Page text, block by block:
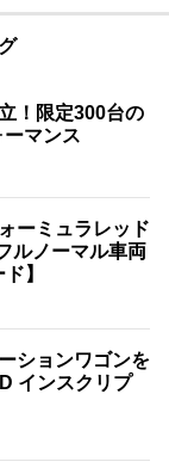
！限定300台の
マンス
ーミュラレッド
ルノーマル車両
】
ションワゴンを
インスクリプ